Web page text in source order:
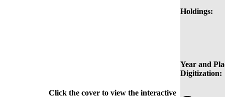
Holdings:
Year and
Digitization:
Click the cover to view the interactive